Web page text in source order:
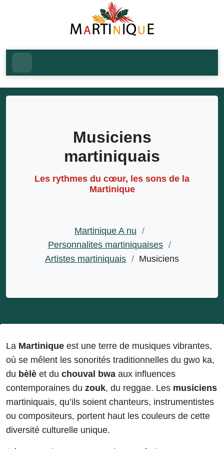
Musiciens
martiniquais
Les rythmes du cœur, les sons de la
Martinique
Martinique A nu /
Personnalites martiniquaises /
Artistes martiniquais / Musiciens
La Martinique est une terre de musiques vibrantes,
où se mêlent les sonorités traditionnelles du gwo ka,
du bèlè et du chouval bwa aux influences
contemporaines du zouk, du reggae. Les musiciens
martiniquais, qu’ils soient chanteurs, instrumentistes
ou compositeurs, portent haut les couleurs de cette
diversité culturelle unique.